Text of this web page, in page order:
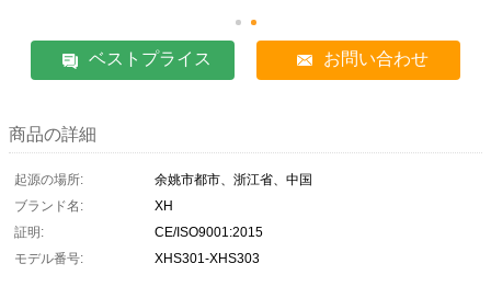
ベストプライス お問い合わせ
商品の詳細
起源の場所:
余姚市都市、浙江省、中国
ブランド名:
XH
証明:
CE/ISO9001:2015
モデル番号:
XHS301-XHS303